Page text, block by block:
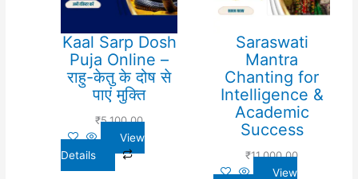
Kaal Sarp Dosh
Puja Online –
राहु-केतु के दोष से
पाएं मुक्ति
₹5,100.00
View
Details
Saraswati
Mantra
Chanting for
Intelligence &
Academic
Success
₹11,000.00
View